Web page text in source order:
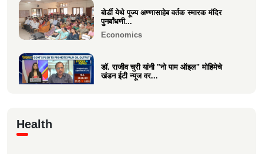
बोर्डी येथे पूज्य अण्णासाहेब वर्तक स्मारक मंदिर
पुनर्बांधणी...
Economics
डॉ. राजीव चुरी यांनी "नो पाम ऑइल" मोहिमेचे
खंडन ईटी न्यूज वर...
Health